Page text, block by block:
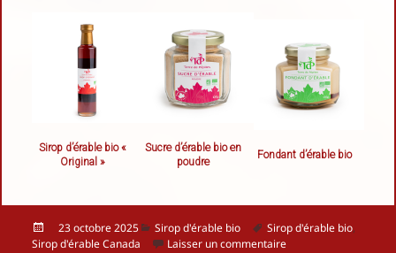
Sirop d’érable bio «
Original »
Sucre d’érable bio en
poudre
Fondant d’érable bio
Publié
le
23 octobre 2025 Catégories
Sirop d'érable bio
Mots-
clés
Sirop d'érable bio,
Sirop d'érable Canada
Laisser un commentairesur Pourquoi le sirop